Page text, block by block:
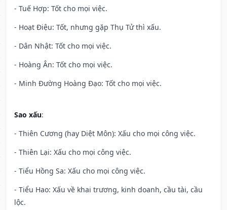
- Tuế Hợp: Tốt cho mọi việc.
- Hoạt Điệu: Tốt, nhưng gặp Thụ Tử thì xấu.
- Dân Nhật: Tốt cho mọi việc.
- Hoàng Ân: Tốt cho mọi việc.
- Minh Đường Hoàng Đạo: Tốt cho mọi việc.
Sao xấu:
- Thiên Cương (hay Diệt Môn): Xấu cho mọi công việc.
- Thiên Lại: Xấu cho mọi công việc.
- Tiểu Hồng Sa: Xấu cho mọi công việc.
- Tiểu Hao: Xấu về khai trương, kinh doanh, cầu tài, cầu
lộc.